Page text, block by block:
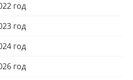
год
год
год
год